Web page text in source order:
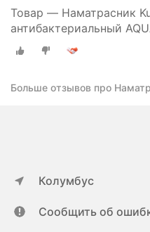
Товар — Наматрасник
антибактериальный
КНБА-180(U)AQUA
Больше отзывов про
Колумбус
Сообщить об